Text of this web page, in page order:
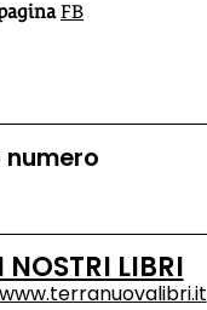
FB
I NOSTRI LIBRI
www.terranuovalibri.it